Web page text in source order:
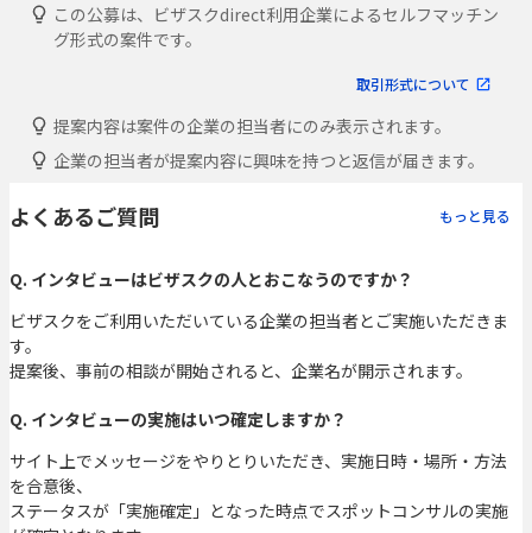
この公募は、ビザスクdirect利用企業によるセルフマッチン
グ形式の案件です。
取引形式について
提案内容は案件の企業の担当者にのみ表示されます。
企業の担当者が提案内容に興味を持つと返信が届きます。
よくあるご質問 もっと見る
Q. インタビューはビザスクの人とおこなうのですか？
ビザスクをご利用いただいている企業の担当者とご実施いただきま
す。
提案後、事前の相談が開始されると、企業名が開示されます。
Q. インタビューの実施はいつ確定しますか？
サイト上でメッセージをやりとりいただき、実施日時・場所・方法
を合意後、
ステータスが「実施確定」となった時点でスポットコンサルの実施